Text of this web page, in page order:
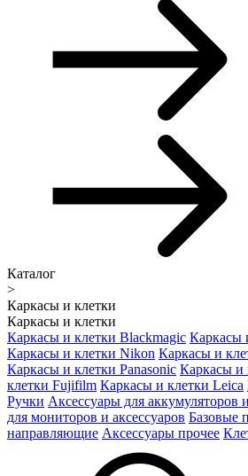
Каталог
>
Каркасы и клетки
Каркасы и клетки
Каркасы и клетки Blackmagic Каркасы
Каркасы и клетки Nikon Каркасы и
Каркасы и клетки Panasonic Каркасы и
клетки Fujifilm Каркасы и клетки Leica
Ручки Аксессуары для аккумуляторов
для мониторов и аксессуаров Базовые
направляющие Аксессуары прочее